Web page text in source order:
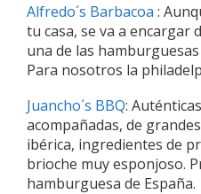
Alfredo´s Barbacoa :
tu casa, se va a encargar
una de las
Para nosotros la
Juancho´s BBQ:
acompañadas, de
ibérica, ingredientes de
brioche muy esponjoso.
hamburguesa de España.